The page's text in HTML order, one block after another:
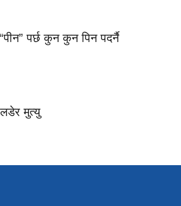
पर्छ कुन कुन पिन पदर्नै
मुत्यु